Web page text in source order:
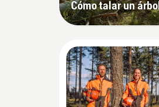
Cómo talar un